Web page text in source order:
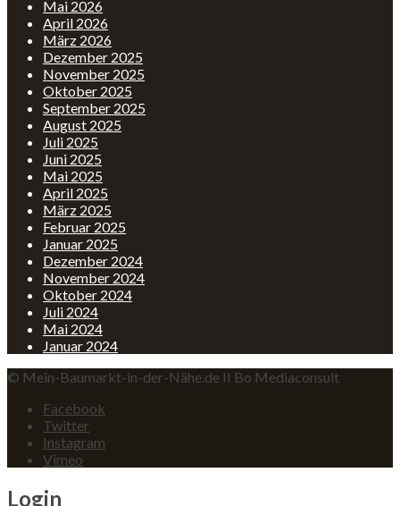
Mai 2026
April 2026
März 2026
Dezember 2025
November 2025
Oktober 2025
September 2025
August 2025
Juli 2025
Juni 2025
Mai 2025
April 2025
März 2025
Februar 2025
Januar 2025
Dezember 2024
November 2024
Oktober 2024
Juli 2024
Mai 2024
Januar 2024
© Mein-Baumarkt-in-der-Nähe.de II Bo Mediaconsult
Facebook
Twitter
Instagram
Vimeo
Login